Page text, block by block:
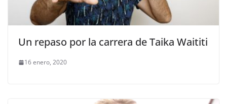
Un repaso por la carrera de Taika Waititi
16 enero, 2020